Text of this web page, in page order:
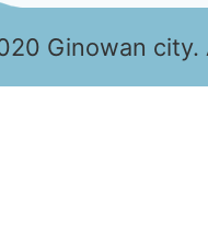
Ginowan city.